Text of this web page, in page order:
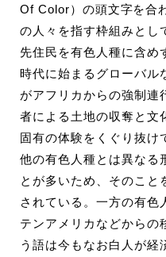
Of Color）の頭文字を合
の人々を指す枠組みとし
先住民を有色人種に含め
時代に始まるグローバル
がアフリカからの強制連
者による土地の収奪と文
固有の体験をくぐり抜け
他の有色人種とは異なる
とが多いため、そのこと
されている。一方の有色
テンアメリカなどからの
う語は今もなお白人が経